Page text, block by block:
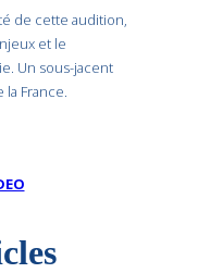
de cette audition,
et le
Un sous-jacent
France.